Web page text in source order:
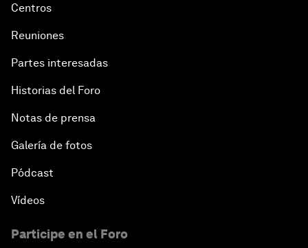
Centros
Reuniones
Partes interesadas
Historias del Foro
Notas de prensa
Galería de fotos
Pódcast
Vídeos
Participe en el Foro